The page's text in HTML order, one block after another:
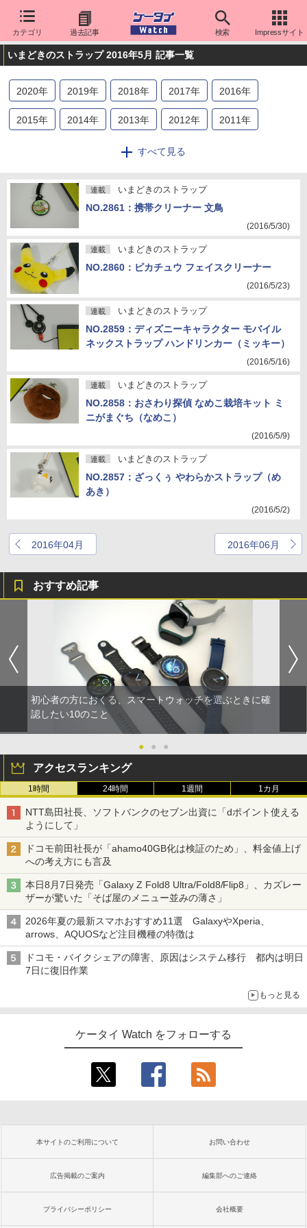
カテゴリ 過去記事 検索 Impressサイト
いまどきのストラップ 2016年5月 記事一覧
2020年 2019年 2018年 2017年 2016年
2015年 2014年 2013年 2012年 2011年
2008年 2007
2000年
すべて見る
連載 いまどきのストラップ
NO.2861：携帯クリーナー 文鳥
(2016/5/30)
連載 いまどきのストラップ
NO.2860：ピカチュウ フェイスクリーナー
(2016/5/23)
連載 いまどきのストラップ
NO.2859：ディズニーキャラクター モバイル
ネックストラップ ハンドリンカー（ミッキー）
(2016/5/16)
連載 いまどきのストラップ
NO.2858：おさわり探偵 なめこ栽培キット ミ
ニがまぐち（なめこ）
(2016/5/9)
連載 いまどきのストラップ
NO.2857：ざっくぅ やわらかストラップ（め
あき）
(2016/5/2)
2016年04月 2016年06月
おすすめ記事
初心者の方におくる、スマートウォッチを選ぶときに確
認したい10のこと
● ● ●
アクセスランキング
1時間 24時間 1週間 1カ月
NTT島田社長、ソフトバンクのセブン出資に「dポイント使える
ようにして」
ドコモ前田社長が「ahamo40GB化は検証のため」、料金値上げ
への考え方にも言及
本日8月7日発売「Galaxy Z Fold8 Ultra/Fold8/Flip8」、カズレー
ザーが驚いた「そば屋のメニュー並みの薄さ」
2026年夏の最新スマホおすすめ11選 GalaxyやXperia、
arrows、AQUOSなど注目機種の特徴は
ドコモ・バイクシェアの障害、原因はシステム移行 都内は明日
7日に復旧作業
もっと見る
ケータイ Watch をフォローする
本サイトのご利用について お問い合わせ
広告掲載のご案内 編集部へのご連絡
プライバシーポリシー 会社概要